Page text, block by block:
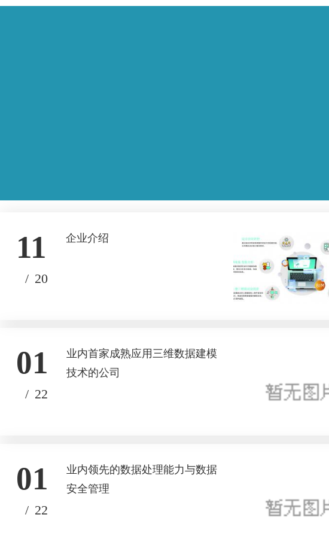
11
/ 20
企业介绍
01
/ 22
业内首家成熟应用三维数据建模
技术的公司
01
/ 22
业内领先的数据处理能力与数据
安全管理